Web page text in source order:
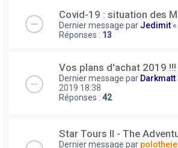
Covid-19 : situation des
Dernier message par Jedimit «
Réponses : 13
Vos plans d'achat 2019 !!!
Dernier message par Darkmatt
2019 18:38
Réponses : 42
Star Tours II - The
Dernier message par